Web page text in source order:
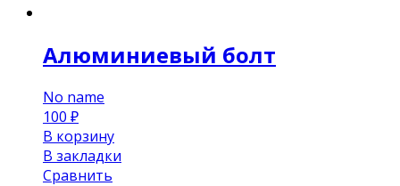
Алюминиевый болт
No name
100 ₽
В корзину
В закладки
Сравнить